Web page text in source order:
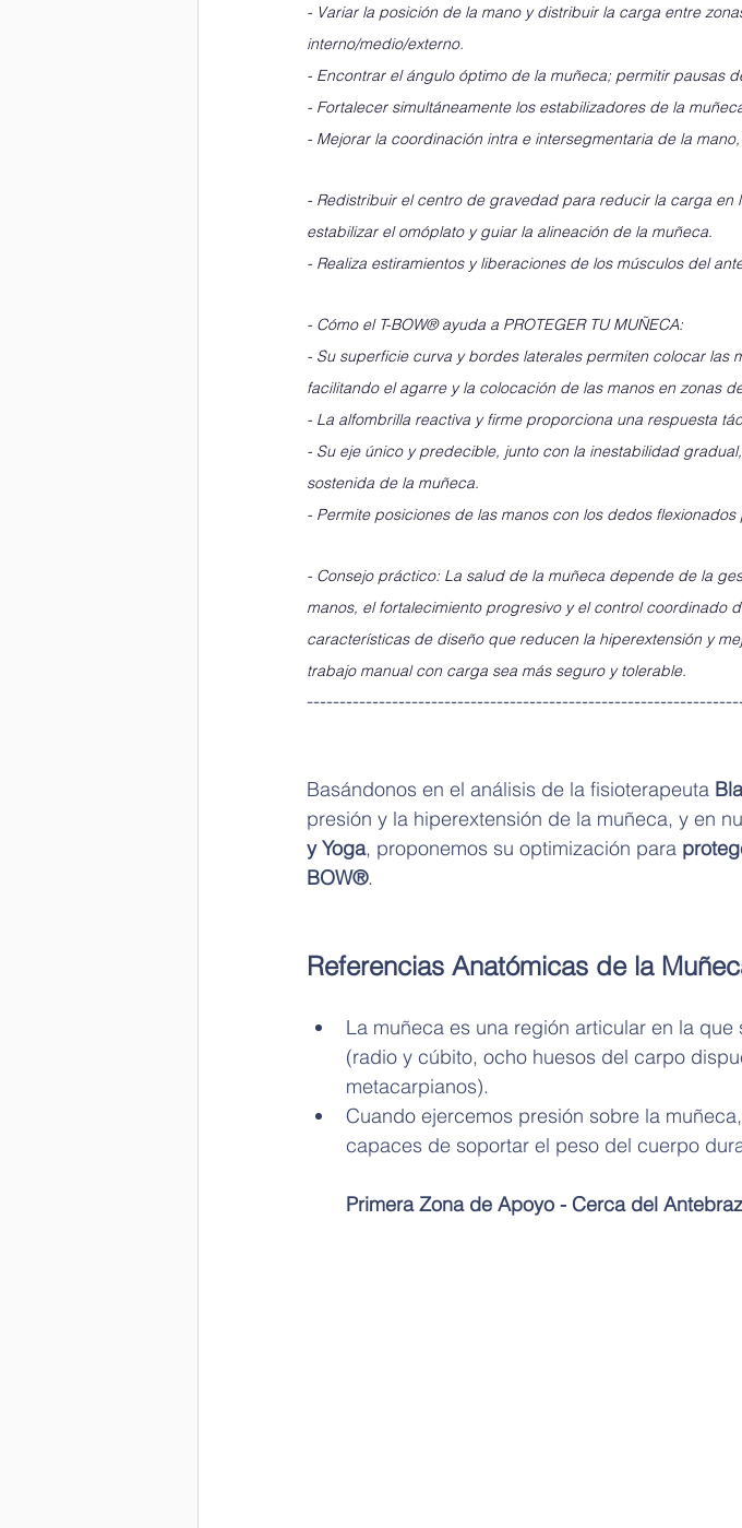
- Variar la posición de la mano y distribuir la carga entre
interno/medio/externo.
- Encontrar el ángulo óptimo de la muñeca; permitir pausas
- Fortalecer simultáneamente los estabilizadores de la
- Mejorar la coordinación intra e intersegmentaria de la
- Redistribuir el centro de gravedad para reducir la carga
estabilizar el omóplato y guiar la alineación de la muñeca.
- Realiza estiramientos y liberaciones de los músculos del
- Cómo el T-BOW® ayuda a PROTEGER TU MUÑECA:
- Su superficie curva y bordes laterales permiten colocar las
facilitando el agarre y la colocación de las manos en zonas
- La alfombrilla reactiva y firme proporciona una respuesta
- Su eje único y predecible, junto con la inestabilidad
sostenida de la muñeca.
- Permite posiciones de las manos con los dedos
- Consejo práctico: La salud de la muñeca depende de la
manos, el fortalecimiento progresivo y el control coordinado
características de diseño que reducen la hiperextensión y
trabajo manual con carga sea más seguro y tolerable.
Basándonos en el análisis de la fisioterapeuta
presión y la hiperextensión de la muñeca, y en
y Yoga, proponemos su optimización para
BOW®.
Referencias Anatómicas de la
La muñeca es una región articular en la
(radio y cúbito, ocho huesos del carpo
metacarpianos).
Cuando ejercemos presión sobre la
capaces de soportar el peso del cuerpo
Primera Zona de Apoyo - Cerca del